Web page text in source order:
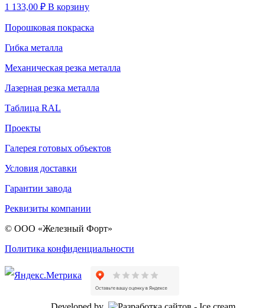
1 133,00 ₽ В корзину
Порошковая покраска
Гибка металла
Механическая резка металла
Лазерная резка металла
Таблица RAL
Проекты
Галерея готовых объектов
Условия доставки
Гарантии завода
Реквизиты компании
© ООО «Железный Форт»
Политика конфиденциальности